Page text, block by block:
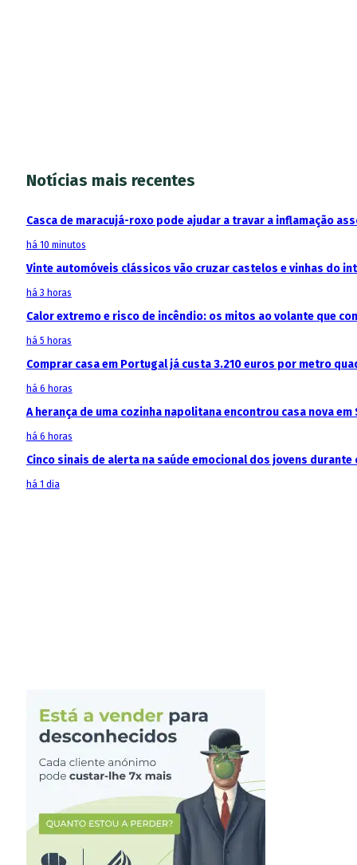
Notícias mais recentes
Casca de maracujá-roxo pode ajudar a travar a inflamação
há 10 minutos
Vinte automóveis clássicos vão cruzar castelos e vinhas do
há 3 horas
Calor extremo e risco de incêndio: os mitos ao volante que
há 5 horas
Comprar casa em Portugal já custa 3.210 euros por metro
há 6 horas
A herança de uma cozinha napolitana encontrou casa nova em
há 6 horas
Cinco sinais de alerta na saúde emocional dos jovens durante
há 1 dia